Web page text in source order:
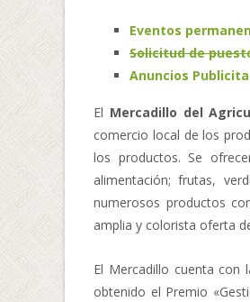
Eventos
Solicitud de
Anuncios
El Mercadillo del
comercio local de los
los productos. Se
alimentación; frutas,
numerosos productos
amplia y colorista oferta
El Mercadillo cuenta con
obtenido el Premio